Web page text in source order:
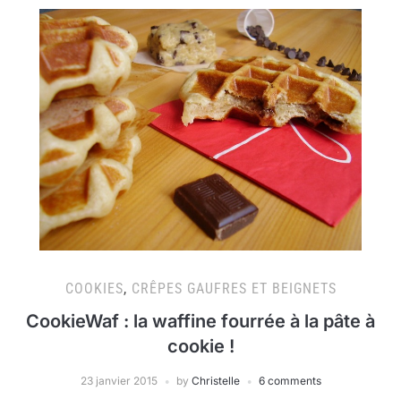
COOKIES, CRÊPES GAUFRES ET BEIGNETS
CookieWaf : la waffine fourrée à la pâte à
cookie !
23 janvier 2015 by Christelle 6 comments